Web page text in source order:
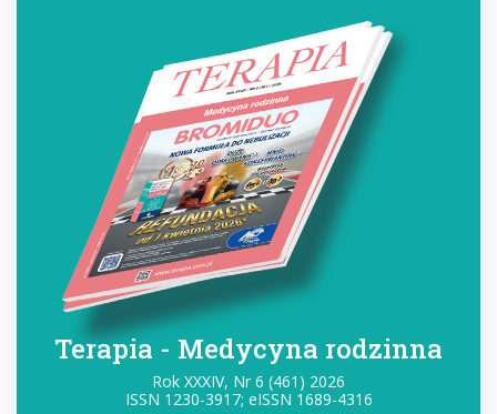
Terapia - Medycyna rodzinna
Rok XXXIV, Nr 6 (461) 2026
ISSN 1230-3917; eISSN 1689-4316